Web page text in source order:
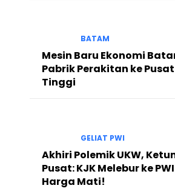
BATAM
Mesin Baru Ekonomi
Pabrik Perakitan ke
Tinggi
GELIAT PWI
Akhiri Polemik UKW,
Pusat: KJK Melebur ke
Harga Mati!